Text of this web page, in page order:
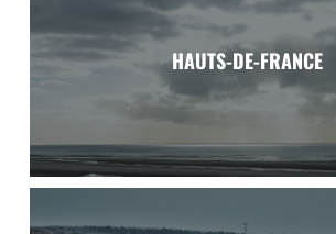
Grand Est
Meurthe-et-Moselle, Moselle, Bas-Rhin, Haut-Rhin.
Voir la région
HAUTS-DE-FRANCE